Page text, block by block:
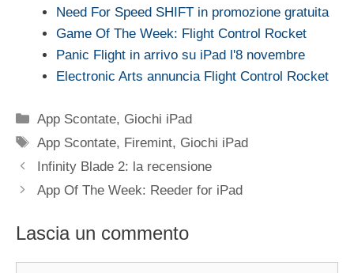
Need For Speed SHIFT in promozione gratuita
Game Of The Week: Flight Control Rocket
Panic Flight in arrivo su iPad l'8 novembre
Electronic Arts annuncia Flight Control Rocket
Categorie
App Scontate, Giochi iPad
Tag
App Scontate, Firemint, Giochi iPad
Infinity Blade 2: la recensione
App Of The Week: Reeder for iPad
Lascia un commento